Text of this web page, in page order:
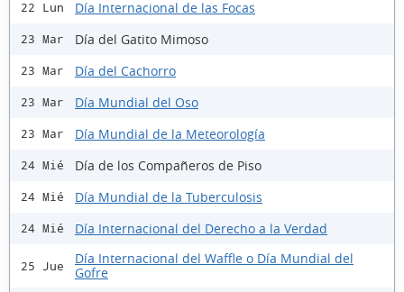
22 Lun Día Internacional de las Focas
23 Mar Día del Gatito Mimoso
23 Mar Día del Cachorro
23 Mar Día Mundial del Oso
23 Mar Día Mundial de la Meteorología
24 Mié Día de los Compañeros de Piso
24 Mié Día Mundial de la Tuberculosis
24 Mié Día Internacional del Derecho a la Verdad
25 Jue
Día Internacional del Waffle o Día Mundial del
Gofre